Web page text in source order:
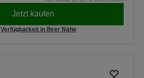
Jetzt kaufen
Verfügbarkeit in Ihrer Nähe